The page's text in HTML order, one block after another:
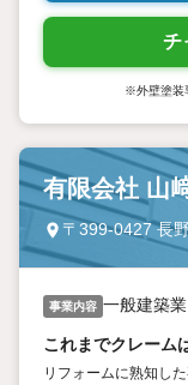
チ
※外壁塗装
有限会社 山
〒399-0427 長
事業内容 一般建築業
これまでクレーム
リフォームに熟知し